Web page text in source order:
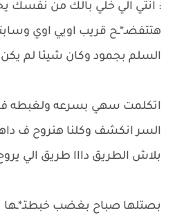
: انتي الي خلي بالك من نفسك
هتتفضـ*ـح قريب اويي اوي
السلم بجمود وكان شيئا لم
اتكلمت سهي بسرعه ولغبطه ف
السر انكشف وكلنا هنروح ف
بلاش الطريق دااا طريق الي
بصتلها صباح بغضب خبطتـ*ـها